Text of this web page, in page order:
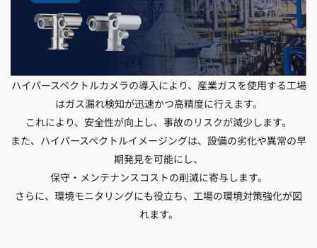
ハイパースペクトルカメラの導入により、産業ガスを使用する工場
はガス漏れ検知が迅速かつ高精度に行えます。
これにより、安全性が向上し、事故のリスクが減少します。
また、ハイパースペクトルイメージングは、設備の劣化や異常の早
期発見を可能にし、
保守・メンテナンスコストの削減に寄与します。
さらに、環境モニタリングにも役立ち、工場の環境対策強化が図
れます。